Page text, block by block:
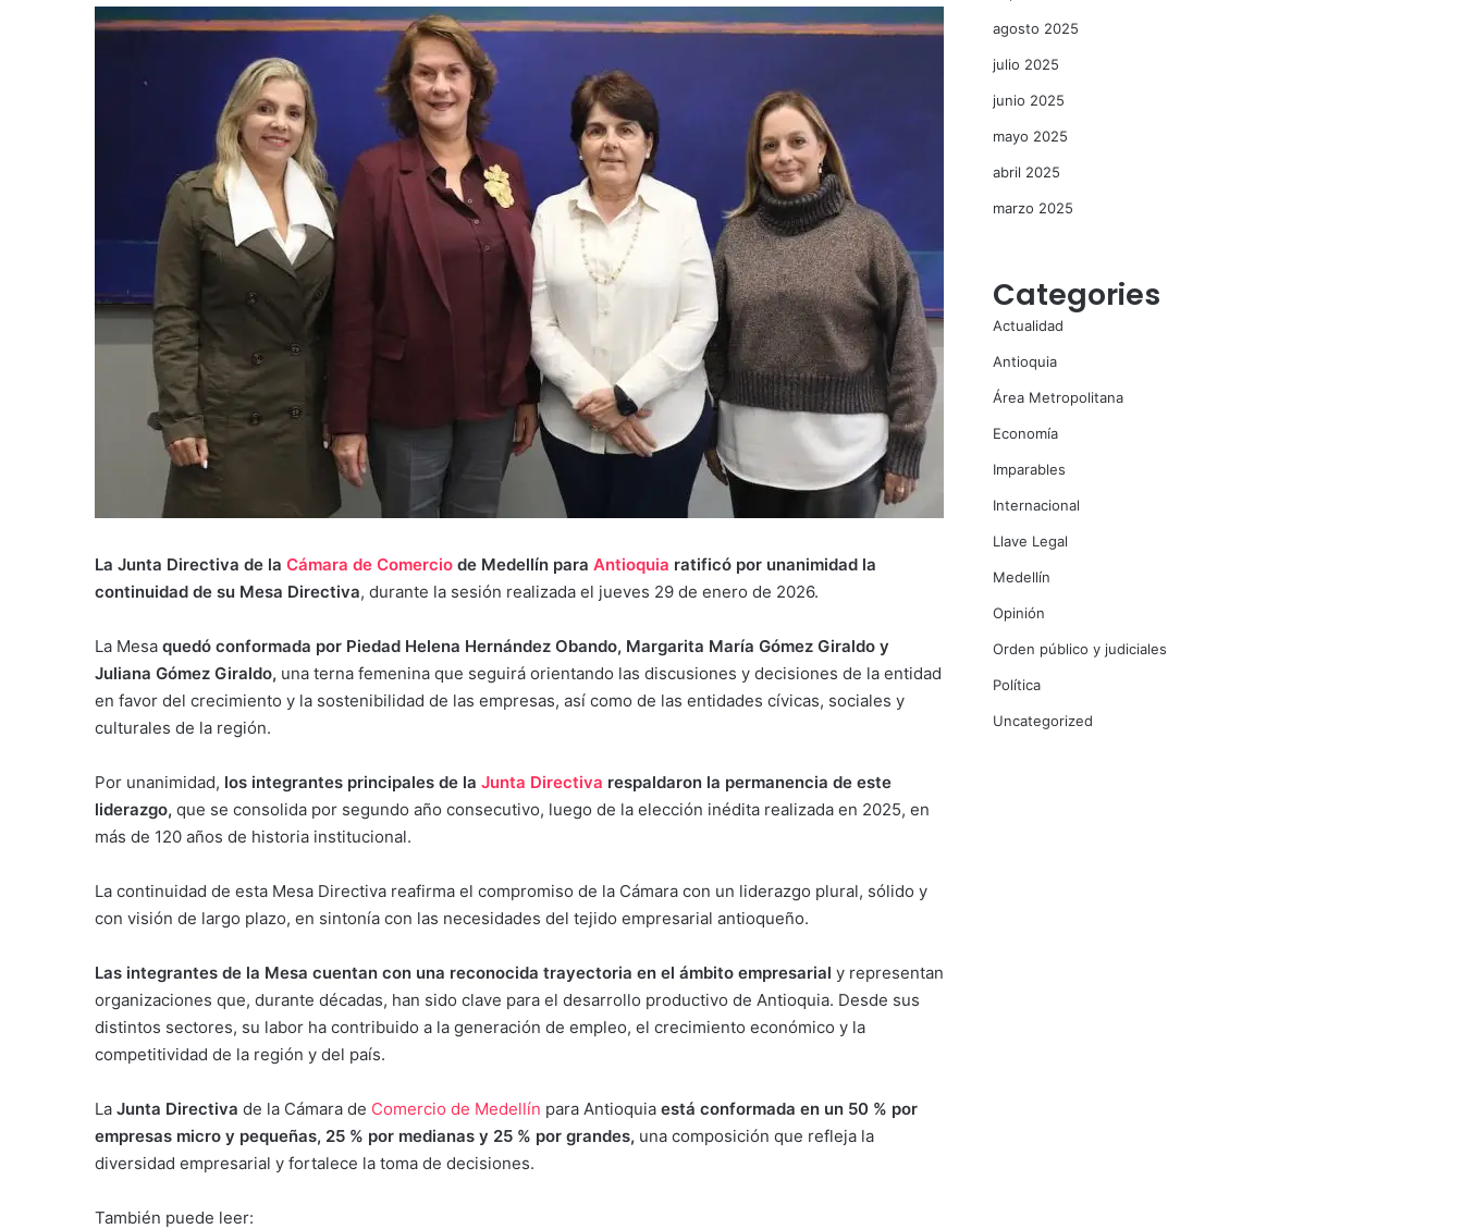
La Junta Directiva de la Cámara de Comercio de Medellín para Antioquia ratificó por unanimidad la
continuidad de su Mesa Directiva, durante la sesión realizada el jueves 29 de enero de 2026.
La Mesa quedó conformada por Piedad Helena Hernández Obando, Margarita María Gómez Giraldo y
Juliana Gómez Giraldo, una terna femenina que seguirá orientando las discusiones y decisiones de la entidad
en favor del crecimiento y la sostenibilidad de las empresas, así como de las entidades cívicas, sociales y
culturales de la región.
Por unanimidad, los integrantes principales de la Junta Directiva respaldaron la permanencia de este
liderazgo, que se consolida por segundo año consecutivo, luego de la elección inédita realizada en 2025, en
más de 120 años de historia institucional.
La continuidad de esta Mesa Directiva reafirma el compromiso de la Cámara con un liderazgo plural, sólido y
con visión de largo plazo, en sintonía con las necesidades del tejido empresarial antioqueño.
Las integrantes de la Mesa cuentan con una reconocida trayectoria en el ámbito empresarial y representan
organizaciones que, durante décadas, han sido clave para el desarrollo productivo de Antioquia. Desde sus
distintos sectores, su labor ha contribuido a la generación de empleo, el crecimiento económico y la
competitividad de la región y del país.
La Junta Directiva de la Cámara de Comercio de Medellín para Antioquia está conformada en un 50 % por
empresas micro y pequeñas, 25 % por medianas y 25 % por grandes, una composición que refleja la
diversidad empresarial y fortalece la toma de decisiones.
También puede leer:
agosto 2025
julio 2025
junio 2025
mayo 2025
abril 2025
marzo 2025
Categories
Actualidad
Antioquia
Área Metropolitana
Economía
Imparables
Internacional
Llave Legal
Medellín
Opinión
Orden público y judiciales
Política
Uncategorized